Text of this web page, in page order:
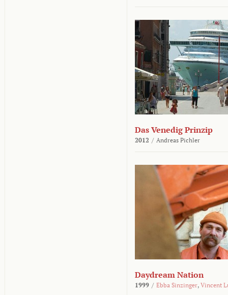
Das Venedig Prinzip
2012 / Andreas Pichler
Daydream Nation
1999 / Ebba Sinzinger, Vincent